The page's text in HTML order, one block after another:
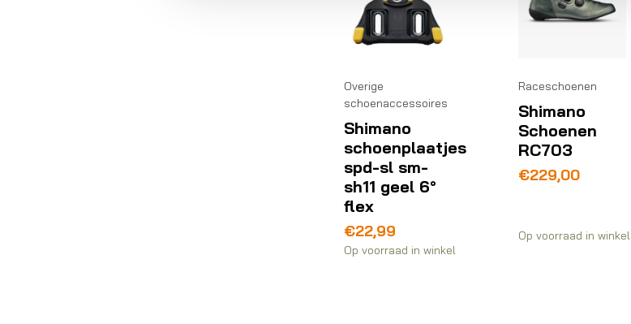
Overige
schoenaccessoires
Shimano
schoenplaatjes
spd-sl sm-
sh11 geel 6°
flex
€22,99
Op voorraad in winkel
Raceschoenen
Shimano
Schoenen
RC703
€229,00
Op voorraad in winkel